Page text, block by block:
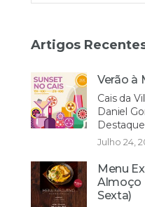
Artigos
Verão à
Cais da
Daniel
Julho 24,
Menu
Almoço
Sexta)